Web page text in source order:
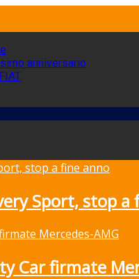
anniversario
Sport, stop a
Car firmate